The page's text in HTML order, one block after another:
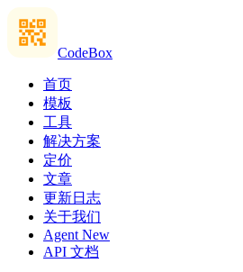
CodeBox
首页
模板
工具
解决方案
定价
文章
更新日志
关于我们
Agent New
API 文档